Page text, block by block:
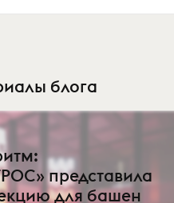
блога
представила
для башен